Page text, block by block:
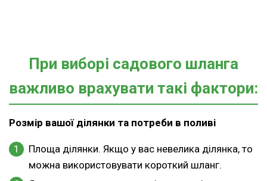
При виборі садового шланга
важливо врахувати такі фактори:
Розмір вашої ділянки та потреби в поливі
Площа ділянки. Якщо у вас невелика ділянка, то
можна використовувати короткий шланг.